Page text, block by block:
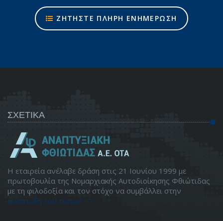
ΖΗΤΗΣΤΕ ΠΛΗΡΗ ΕΝΗΜΕΡΩΣΗ
ΣΧΕΤΙΚΑ
Η εταιρεία ανέλαβε δράση στις 21 Ιουνίου 1999 με
πρωτοβουλία της Νομαρχιακής Αυτοδιοίκησης Φθιώτιδας
με τη φιλοδοξία και τον στόχο να συμβάλλει στην
ανάπτυξη του τόπου -->